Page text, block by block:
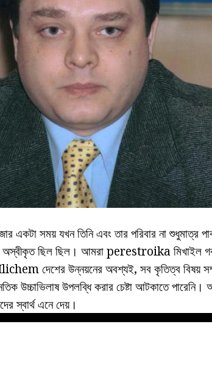
একটা সময় যখন তিনি এবং তার পরিবার না শুধুমাত্র
অস্বীকৃত ছিল ছিল। আমরা perestroika মিখাইল
দেশের উন্নয়নের অবশ্যই, সব কৃতিত্ব বিষয়
উচ্চাভিলাষ উপলব্ধি করার চেষ্টা আটকাতে
স্বার্থ এনে দেয়।